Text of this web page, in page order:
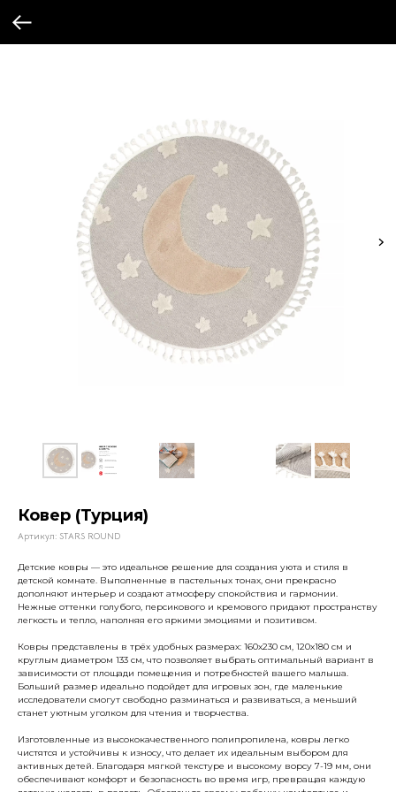
Ковер (Турция)
Артикул: STARS ROUND
Детские ковры — это идеальное решение для создания уюта и стиля в
детской комнате. Выполненные в пастельных тонах, они прекрасно
дополняют интерьер и создают атмосферу спокойствия и гармонии.
Нежные оттенки голубого, персикового и кремового придают пространству
легкость и тепло, наполняя его яркими эмоциями и позитивом.
Ковры представлены в трёх удобных размерах: 160х230 см, 120х180 см и
круглым диаметром 133 см, что позволяет выбрать оптимальный вариант в
зависимости от площади помещения и потребностей вашего малыша.
Больший размер идеально подойдет для игровых зон, где маленькие
исследователи смогут свободно разминаться и развиваться, а меньший
станет уютным уголком для чтения и творчества.
Изготовленные из высококачественного полипропилена, ковры легко
чистятся и устойчивы к износу, что делает их идеальным выбором для
активных детей. Благодаря мягкой текстуре и высокому ворсу 7-19 мм, они
обеспечивают комфорт и безопасность во время игр, превращая каждую